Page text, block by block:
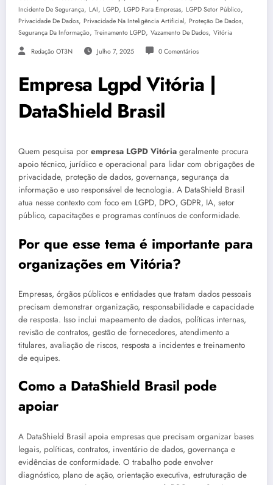
Incidente De Segurança, LAI, LGPD, LGPD Para Empresas, LGPD Setor Público,
Privacidade De Dados, Privacidade Na Inteligência Artificial, Proteção De Dados,
Segurança Da Informação, Treinamento LGPD, Vazamento De Dados, Vitória
Redação OT3N Julho 7, 2025 0 Comentários
Empresa Lgpd Vitória |
DataShield Brasil
Quem pesquisa por empresa LGPD Vitória geralmente procura
apoio técnico, jurídico e operacional para lidar com obrigações de
privacidade, proteção de dados, governança, segurança da
informação e uso responsável de tecnologia. A DataShield Brasil
atua nesse contexto com foco em LGPD, DPO, GDPR, IA, setor
público, capacitações e programas contínuos de conformidade.
Por que esse tema é importante para
organizações em Vitória?
Empresas, órgãos públicos e entidades que tratam dados pessoais
precisam demonstrar organização, responsabilidade e capacidade
de resposta. Isso inclui mapeamento de dados, políticas internas,
revisão de contratos, gestão de fornecedores, atendimento a
titulares, avaliação de riscos, resposta a incidentes e treinamento
de equipes.
Como a DataShield Brasil pode
apoiar
A DataShield Brasil apoia empresas que precisam organizar bases
legais, políticas, contratos, inventário de dados, governança e
evidências de conformidade. O trabalho pode envolver
diagnóstico, plano de ação, orientação executiva, estruturação de